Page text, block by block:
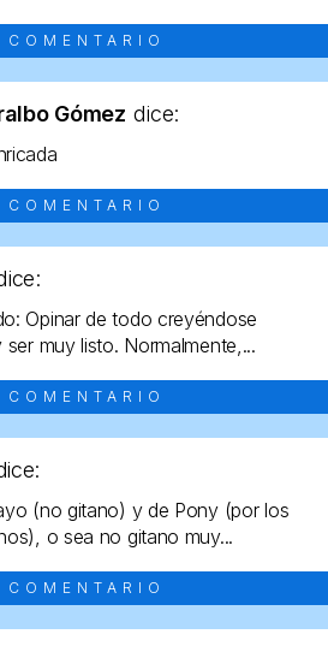
COMENTARIO
Gómez dice:
COMENTARIO
Opinar de todo creyéndose
muy listo. Normalmente,...
COMENTARIO
(no gitano) y de Pony (por los
o sea no gitano muy...
COMENTARIO